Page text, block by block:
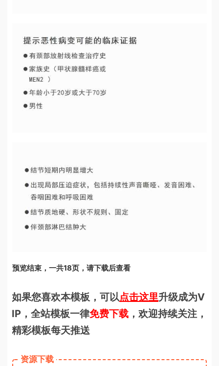
预览结束，一共18页，请下载后查看
如果您喜欢本模板，可以点击这里升级成为V
IP，全站模板一律免费下载 ，欢迎持续关注，
精彩模板每天推送
资源下载